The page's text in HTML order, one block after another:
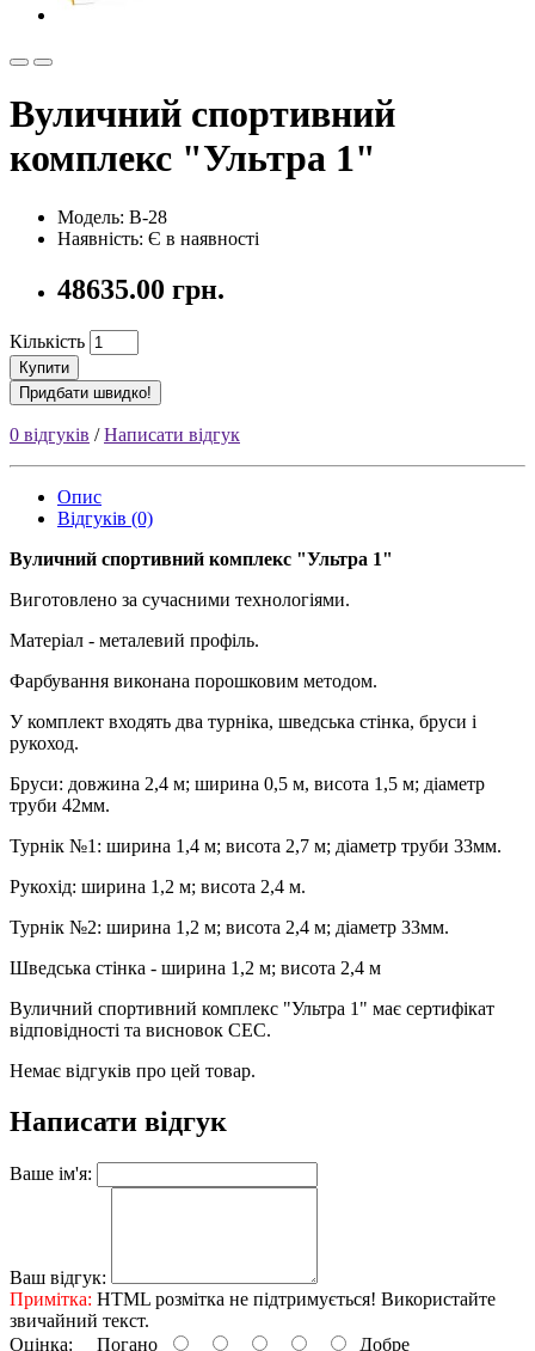
Вуличний спортивний
комплекс "Ультра 1"
Модель: В-28
Наявність: Є в наявності
48635.00 грн.
Кількість
Купити
Придбати швидко!
0 відгуків /Написати відгук
Опис
Відгуків (0)
Вуличний спортивний комплекс "Ультра 1"
Виготовлено за сучасними технологіями.
Матеріал - металевий профіль.
Фарбування виконана порошковим методом.
У комплект входять два турніка, шведська стінка, бруси і
рукоход.
Бруси: довжина 2,4 м; ширина 0,5 м, висота 1,5 м; діаметр
труби 42мм.
Турнік №1: ширина 1,4 м; висота 2,7 м; діаметр труби 33мм.
Рукохід: ширина 1,2 м; висота 2,4 м.
Турнік №2: ширина 1,2 м; висота 2,4 м; діаметр 33мм.
Шведська стінка - ширина 1,2 м; висота 2,4 м
Вуличний спортивний комплекс "Ультра 1" має сертифікат
відповідності та висновок СЕС.
Немає відгуків про цей товар.
Написати відгук
Ваше ім'я:
Ваш відгук:
Примітка: HTML розмітка не підтримується! Використайте
звичайний текст.
Оцінка: Погано Добре